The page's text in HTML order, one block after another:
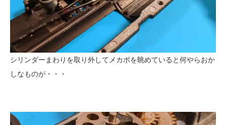
シリンダーまわりを取り外してメカボを眺めていると何やらおか
しなものが・・・